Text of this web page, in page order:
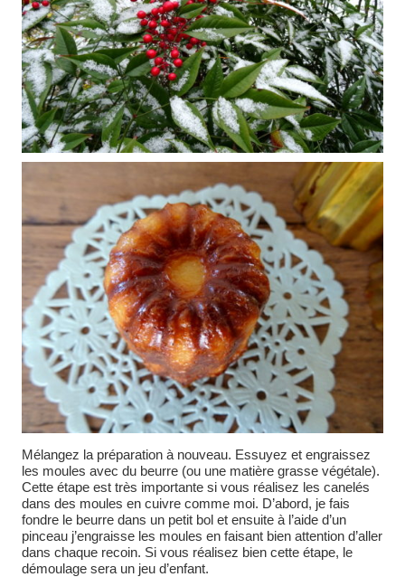
Mélangez la préparation à nouveau. Essuyez et engraissez
les moules avec du beurre (ou une matière grasse végétale).
Cette étape est très importante si vous réalisez les canelés
dans des moules en cuivre comme moi. D’abord, je fais
fondre le beurre dans un petit bol et ensuite à l’aide d’un
pinceau j’engraisse les moules en faisant bien attention d’aller
dans chaque recoin. Si vous réalisez bien cette étape, le
démoulage sera un jeu d’enfant.